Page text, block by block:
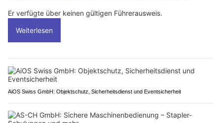
Er verfügte über keinen gültigen Führerausweis.
Weiterlesen
AiOS Swiss GmbH: Objektschutz, Sicherheitsdienst und Eventsicherheit